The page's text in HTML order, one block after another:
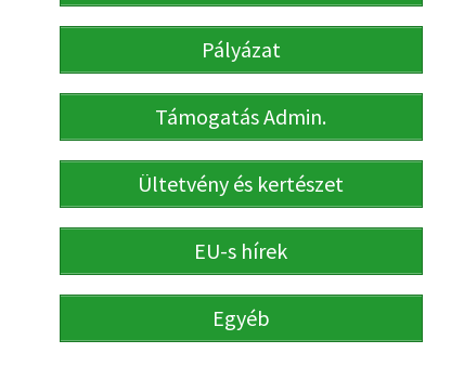
Pályázat
Támogatás Admin.
Ültetvény és kertészet
EU-s hírek
Egyéb